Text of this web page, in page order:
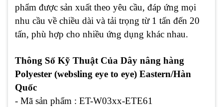
phẩm được sản xuất theo yêu cầu, đáp ứng mọi
nhu cầu về chiều dài và tải trọng từ 1 tấn đến 20
tấn, phù hợp cho nhiều ứng dụng khác nhau.
Thông Số Kỹ Thuật Của Dây nâng hàng
Polyester (websling eye to eye) Eastern/Hàn
Quốc
- Mã sản phẩm : ET-W03xx-ETE61